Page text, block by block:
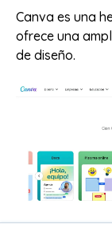
Canva es una
ofrece una
de diseño.